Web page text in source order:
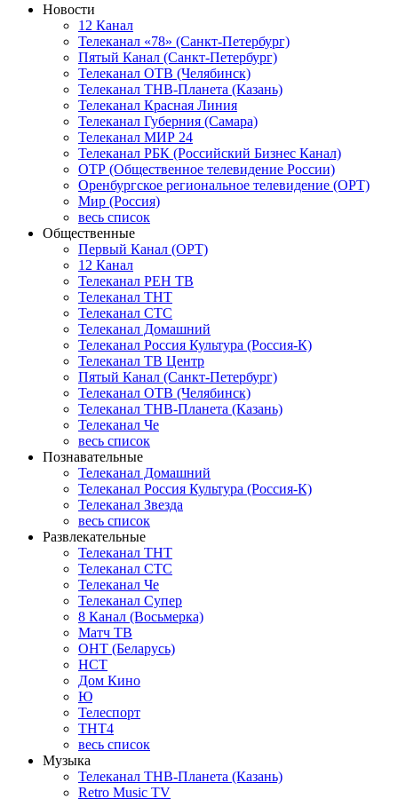
Новости
12 Канал
Телеканал «78» (Санкт-Петербург)
Пятый Канал (Санкт-Петербург)
Телеканал ОТВ (Челябинск)
Телеканал ТНВ-Планета (Казань)
Телеканал Красная Линия
Телеканал Губерния (Самара)
Телеканал МИР 24
Телеканал РБК (Российский Бизнес Канал)
ОТР (Общественное телевидение России)
Оренбургское региональное телевидение (ОРТ)
Мир (Россия)
весь список
Общественные
Первый Канал (ОРТ)
12 Канал
Телеканал РЕН ТВ
Телеканал ТНТ
Телеканал СТС
Телеканал Домашний
Телеканал Россия Культура (Россия-К)
Телеканал ТВ Центр
Пятый Канал (Санкт-Петербург)
Телеканал ОТВ (Челябинск)
Телеканал ТНВ-Планета (Казань)
Телеканал Че
весь список
Познавательные
Телеканал Домашний
Телеканал Россия Культура (Россия-К)
Телеканал Звезда
весь список
Развлекательные
Телеканал ТНТ
Телеканал СТС
Телеканал Че
Телеканал Супер
8 Канал (Восьмерка)
Матч ТВ
ОНТ (Беларусь)
НСТ
Дом Кино
Ю
Телеспорт
ТНТ4
весь список
Музыка
Телеканал ТНВ-Планета (Казань)
Retro Music TV